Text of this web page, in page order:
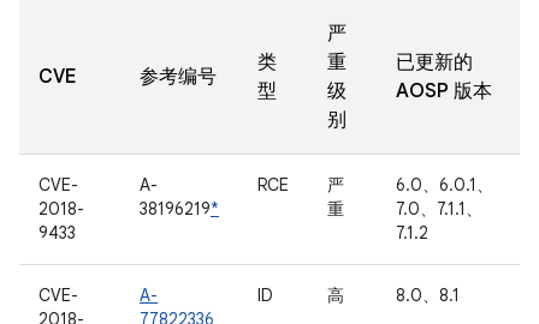
CVE 参考编号
类
型
严
重
级
别
已更新的
AOSP 版本
CVE-
2018-
9433
A-
38196219*
RCE
严
重
6.0、6.0.1、
7.0、7.1.1、
7.1.2
CVE-
2018-
A-
77822336
ID 高 8.0、8.1